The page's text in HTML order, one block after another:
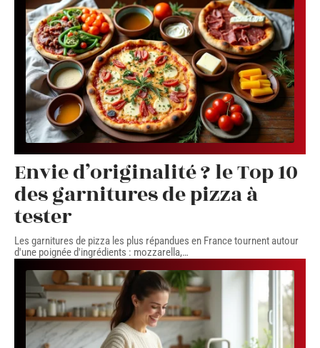
Envie d’originalité ? le Top 10
des garnitures de pizza à
tester
Les garnitures de pizza les plus répandues en France tournent autour
d'une poignée d'ingrédients : mozzarella,…